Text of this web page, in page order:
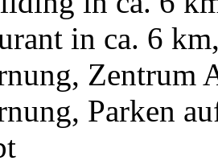
in ca. 6
Zentrum
Parken